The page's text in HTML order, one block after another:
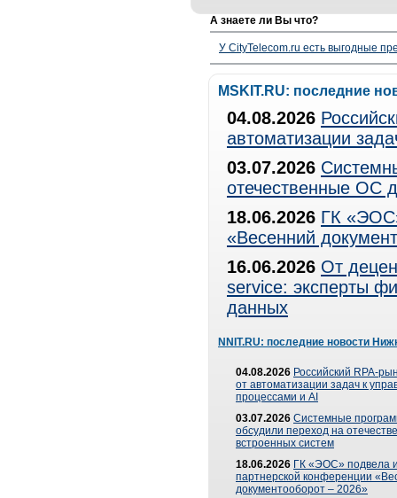
А знаете ли Вы что?
У CityTelecom.ru есть выгодные
MSKIT.RU: последние
04.08.2026
автоматизации
03.07.2026
отечественные ОС
18.06.2026 ГК
«Весенний
16.06.2026 От
service: эксперты
данных
NNIT.RU: последние новости
04.08.2026 Российский RPA-
от автоматизации задач к
процессами и AI
03.07.2026 Системные
обсудили переход на
встроенных систем
18.06.2026 ГК «ЭОС» подвела
партнерской конференции
документооборот – 2026»